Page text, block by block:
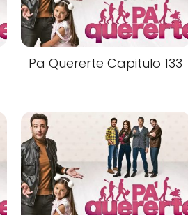
Pa Quererte Capitulo 133